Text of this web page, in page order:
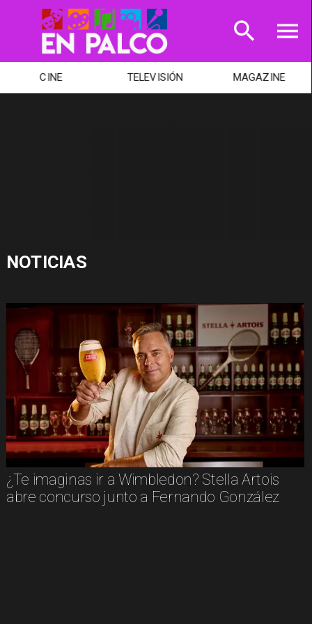
CINE TELEVISIÓN MAGAZINE
NOTICIAS
¿Te imaginas ir a Wimbledon? Stella Artois
abre concurso junto a Fernando González